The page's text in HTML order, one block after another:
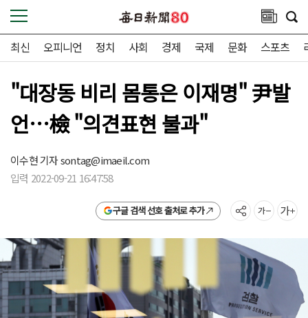
최신 오피니언 정치 사회 경제 국제 문화 스포츠
"대장동 비리 몸통은 이재명" 尹발
언…檢 "의견표현 불과"
이수현 기자sontag@imaeil.com
입력 2022-09-21 16:47:58
구글 검색 선호 출처로 추가